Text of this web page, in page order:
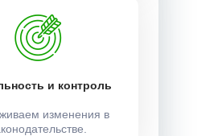
и контроль
изменения в